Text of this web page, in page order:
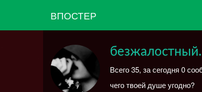
ВПОСТЕР
безжалостный.
Всего 35, за сегодня 0
чего твоей душе угодно?